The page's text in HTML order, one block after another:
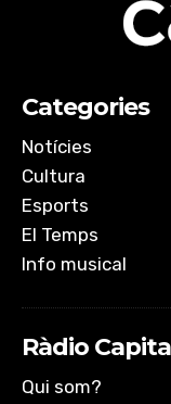
Categories
Notícies
Cultura
Esports
El Temps
Info musical
Ràdio
Qui som?